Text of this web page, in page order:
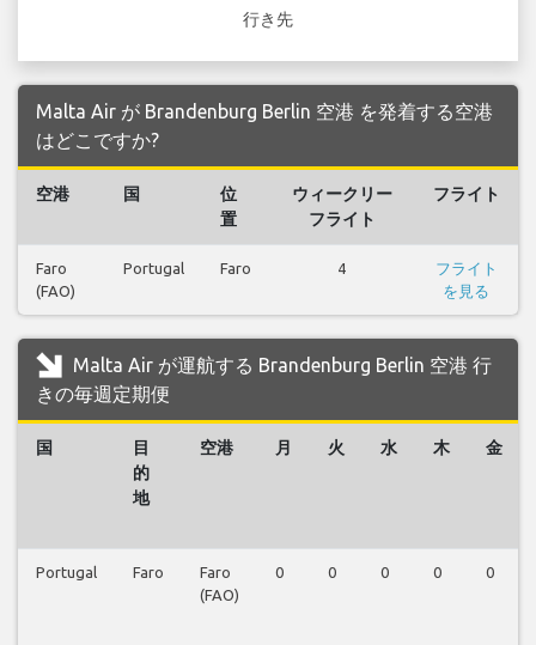
行き先
Malta Air が Brandenburg Berlin 空港 を発着する空港
はどこですか?
空港 国
位
置
ウィークリー
フライト
フライト
Faro
(FAO)
Portugal Faro 4
フライト
を見る
Malta Air が運航する Brandenburg Berlin 空港 行
きの毎週定期便
国
目
的
地
空港 月 火 水 木 金
Portugal Faro
Faro
(FAO)
0 0 0 0 0